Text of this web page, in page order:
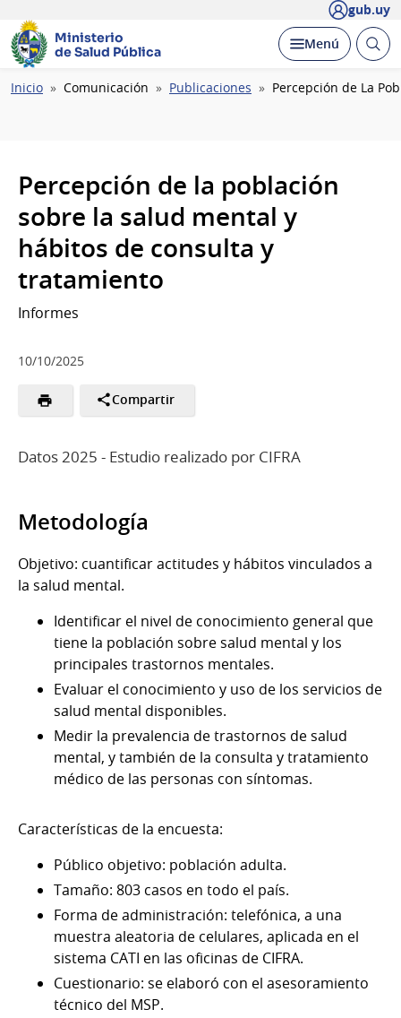
gub.uy
Ministerio
de Salud Pública
Desplegar
Menú Abrir
Ruta
Inicio Comunicación Publicaciones Percepción de La
Percepción de la población
sobre la salud mental y
hábitos de consulta y
tratamiento
Informes
10/10/2025
Compartir
Datos 2025 - Estudio realizado por CIFRA
Metodología
Objetivo: cuantificar actitudes y hábitos vinculados a
la salud mental.
Identificar el nivel de conocimiento general que
tiene la población sobre salud mental y los
principales trastornos mentales.
Evaluar el conocimiento y uso de los servicios de
salud mental disponibles.
Medir la prevalencia de trastornos de salud
mental, y también de la consulta y tratamiento
médico de las personas con síntomas.
Características de la encuesta:
Público objetivo: población adulta.
Tamaño: 803 casos en todo el país.
Forma de administración: telefónica, a una
muestra aleatoria de celulares, aplicada en el
sistema CATI en las oficinas de CIFRA.
Cuestionario: se elaboró con el asesoramiento
técnico del MSP.